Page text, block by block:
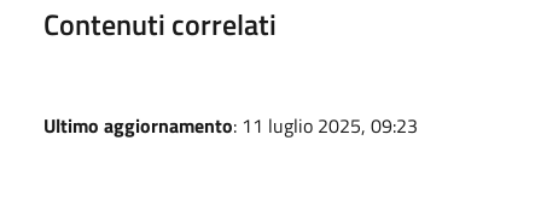
Contenuti correlati
Ultimo aggiornamento: 11 luglio 2025, 09:23